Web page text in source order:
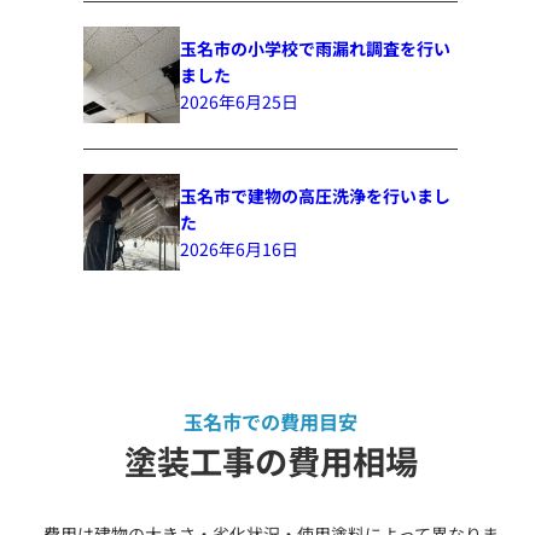
玉名市の小学校で雨漏れ調査を行い
ました
2026年6月25日
玉名市で建物の高圧洗浄を行いまし
た
2026年6月16日
玉名市での費用目安
塗装工事の費用相場